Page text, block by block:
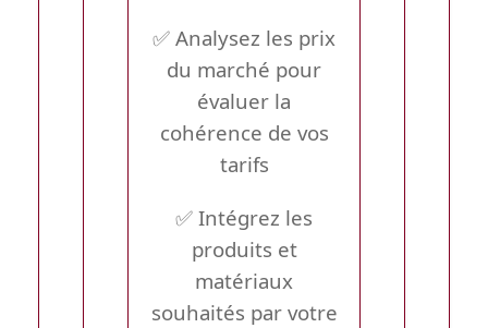
✅ Analysez les prix
du marché pour
évaluer la
cohérence de vos
tarifs
✅ Intégrez les
produits et
matériaux
souhaités par votre